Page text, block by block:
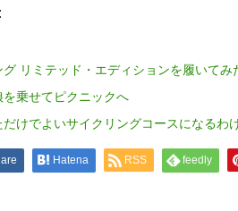
グ リミテッド・エディションを履いてみ
乗せてピクニックへ
だけでよいサイクリングコースになるわ
Hatena RSS feedly